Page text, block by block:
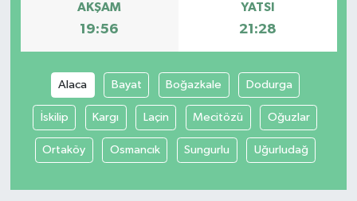
AKŞAM
19:56
YATSI
21:28
Alaca Bayat Boğazkale Dodurga
İskilip Kargı Laçin Mecitözü Oğuzlar
Ortaköy Osmancık Sungurlu Uğurludağ